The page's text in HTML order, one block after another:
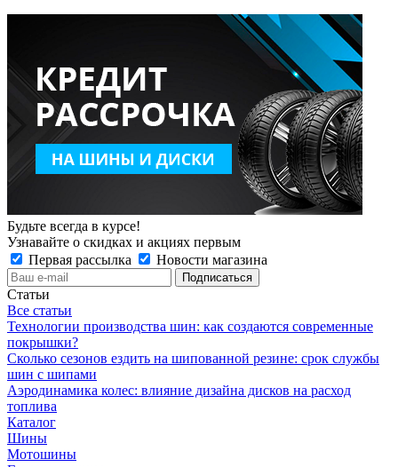
Будьте всегда в курсе!
Узнавайте о скидках и акциях первым
Первая рассылка
Новости магазина
Статьи
Все статьи
Технологии производства шин: как создаются современные
покрышки?
Сколько сезонов ездить на шипованной резине: срок службы
шин с шипами
Аэродинамика колес: влияние дизайна дисков на расход
топлива
Каталог
Шины
Мотошины